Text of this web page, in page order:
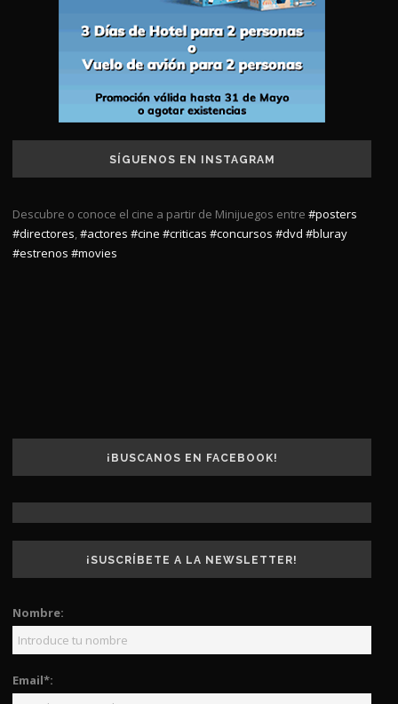
SÍGUENOS EN INSTAGRAM
Descubre o conoce el cine a partir de Minijuegos entre #posters
#directores,#actores #cine #criticas #concursos #dvd #bluray
#estrenos #movies
¡BUSCANOS EN FACEBOOK!
¡SUSCRÍBETE A LA NEWSLETTER!
Nombre:
Email*: